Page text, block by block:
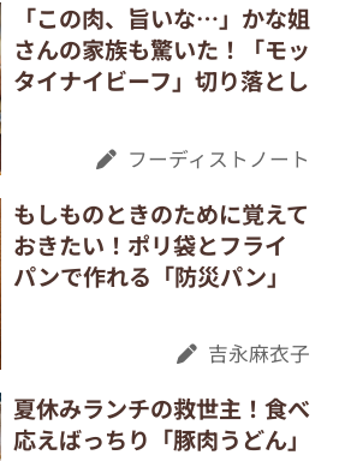
「この肉、旨いな…」かな姐
さんの家族も驚いた！「モッ
タイナイビーフ」切り落とし
フーディストノート
もしものときのために覚えて
おきたい！ポリ袋とフライ
パンで作れる「防災パン」
吉永麻衣子
夏休みランチの救世主！食べ
応えばっちり「豚肉うどん」